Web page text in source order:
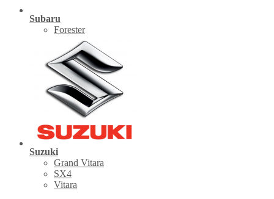
Subaru
Forester
Suzuki
Grand Vitara
SX4
Vitara